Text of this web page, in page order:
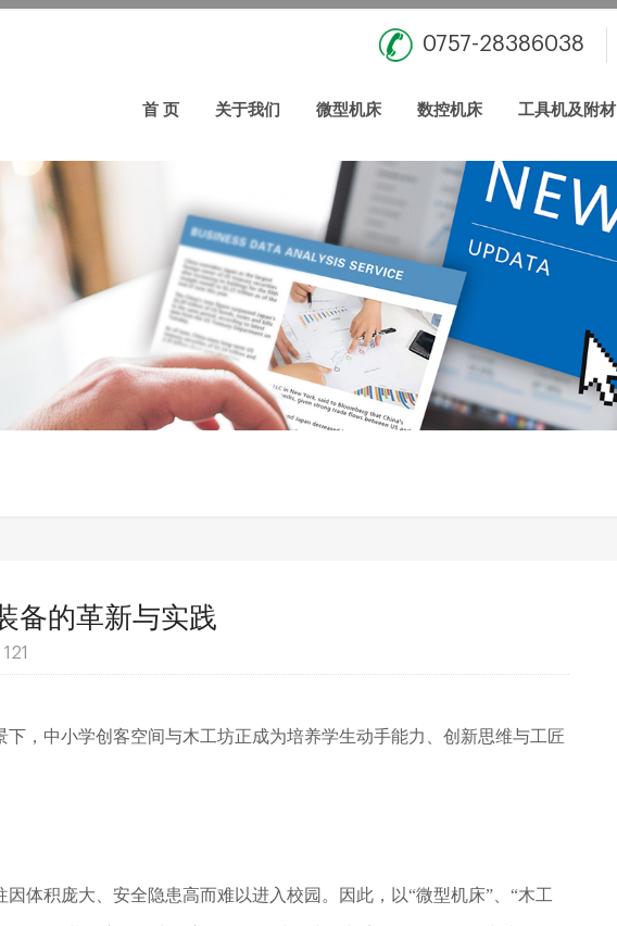
0757-28386038
首 页 关于我们 微型机床 数控机床 工具机及附材
备的革新与实践
121
下，中小学创客空间与木工坊正成为培养学生动手能力、创新思维与工匠
因体积庞大、安全隐患高而难以进入校园。因此，以“微型机床”、“木工